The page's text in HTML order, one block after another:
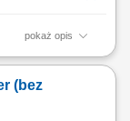
pokaż opis
na
do
Praca
(bez